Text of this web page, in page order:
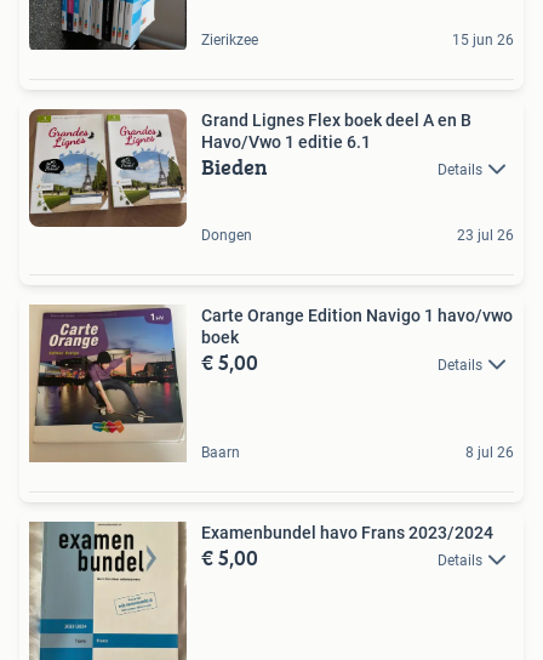
Zierikzee 15 jun 26
Grand Lignes Flex boek deel A en B
Havo/Vwo 1 editie 6.1
Bieden Details
Dongen 23 jul 26
Carte Orange Edition Navigo 1 havo/vwo
boek
€ 5,00 Details
Baarn 8 jul 26
Examenbundel havo Frans 2023/2024
€ 5,00 Details